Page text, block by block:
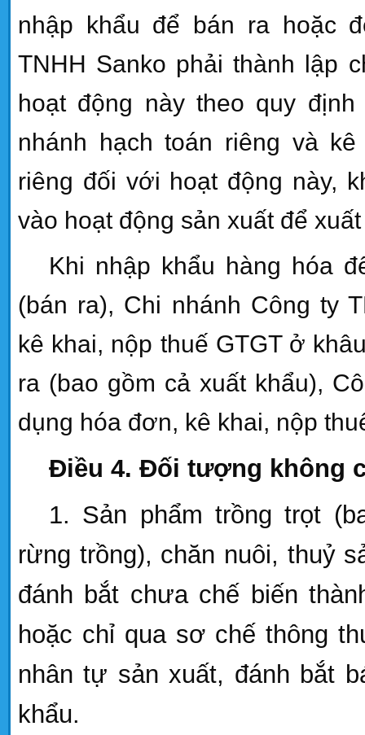
nhập khẩu để bán ra hoặc
TNHH Sanko phải thành lập
hoạt động này theo quy
nhánh hạch toán riêng và
riêng đối với hoạt động này,
vào hoạt động sản xuất để
Khi nhập khẩu hàng hóa
(bán ra), Chi nhánh Công ty
kê khai, nộp thuế GTGT ở
ra (bao gồm cả xuất khẩu),
dụng hóa đơn, kê khai, nộp
Điều 4. Đối tượng không
1. Sản phẩm trồng trọt
rừng trồng), chăn nuôi, thuỷ
đánh bắt chưa chế biến
hoặc chỉ qua sơ chế thông
nhân tự sản xuất, đánh bắt
khẩu.